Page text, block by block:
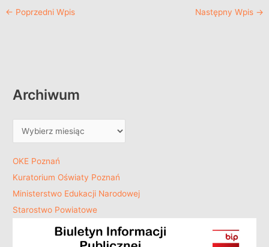
← Poprzedni Wpis Następny Wpis →
Archiwum
OKE Poznań
Kuratorium Oświaty Poznań
Ministerstwo Edukacji Narodowej
Starostwo Powiatowe